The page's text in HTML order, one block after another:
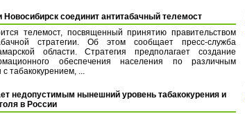
соединит антитабачный телемост
телемост, посвященный принятию правительством
стратегии. Об этом сообщает пресс-служба
области. Стратегия предполагает создание
обеспечения населения по различным
табакокурением, ...
недопустимым нынешний уровень табакокурения и
в России